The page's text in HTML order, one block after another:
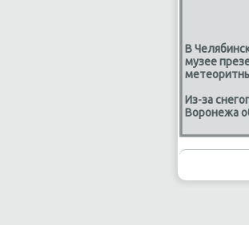
В
музее
Из-за
Воронежа